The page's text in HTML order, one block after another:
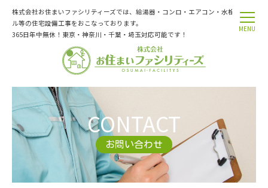
株式会社お住まいファシリティーズでは、給湯器・コンロ・エアコン・水栓トラブ
ル等の住宅設備工事をおこなっております。
365日年中無休！東京・神奈川・千葉・埼玉対応可能です！
MENU
CONTACT
お問い合わせ